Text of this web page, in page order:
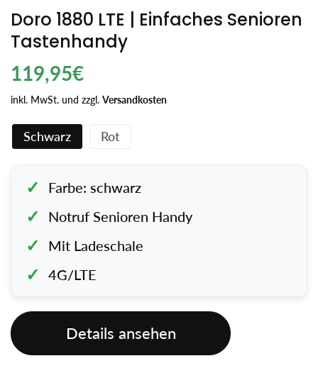
Doro 1880 LTE | Einfaches Senioren
Tastenhandy
Regulärer
119,95€
inkl. MwSt. und zzgl. Versandkosten
Schwarz Rot
Farbe: schwarz
Notruf Senioren Handy
Mit Ladeschale
4G/LTE
Details ansehen